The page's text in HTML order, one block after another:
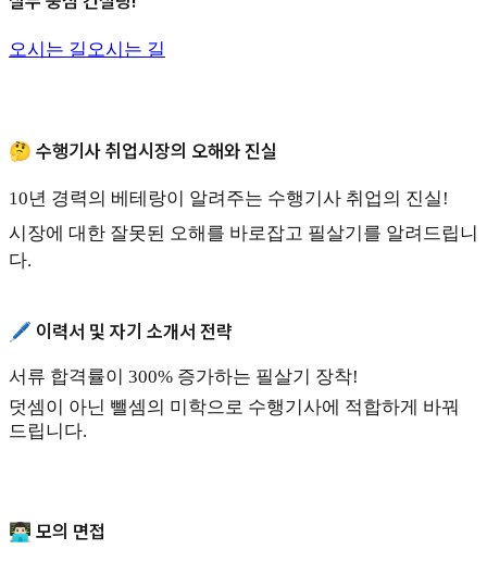
오시는 길 오시는 길
🤔 수행기사 취업시장의 오해와 진실
10년 경력의 베테랑이 알려주는 수행기사 취업의 진실!
시장에 대한 잘못된 오해를 바로잡고 필살기를 알려드립니
다.
🖊️ 이력서 및 자기 소개서 전략
서류 합격률이 300% 증가하는 필살기 장착!
덧셈이 아닌 뺄셈의 미학으로 수행기사에 적합하게 바꿔
드립니다.
👨🏻‍💻 모의 면접